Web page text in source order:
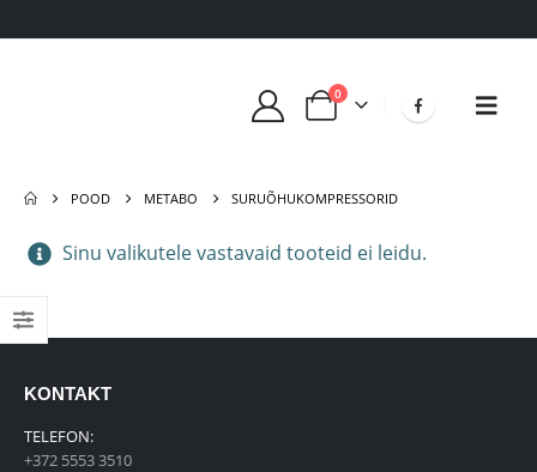
0
POOD METABO SURUÕHUKOMPRESSORID
Sinu valikutele vastavaid tooteid ei leidu.
KONTAKT
TELEFON:
+372 5553 3510